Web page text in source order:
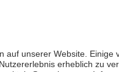
und freien Grashängen
zum
Münstertal. Berg Heil!